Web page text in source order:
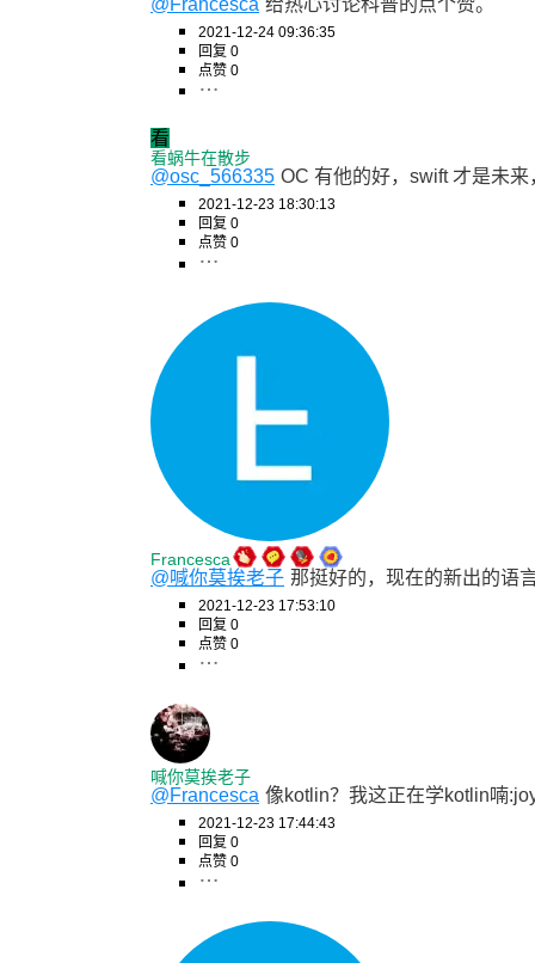
2021-12-24 09:36:35
回复 0
点赞 0
看
看蜗牛在散步
@osc_566335 OC 有他的好，swift 才是未来
2021-12-23 18:30:13
回复 0
点赞 0
Francesca
@喊你莫挨老子 那挺好的，现在的新出的语
2021-12-23 17:53:10
回复 0
点赞 0
喊你莫挨老子
@Francesca 像kotlin？我这正在学kotlin喃
2021-12-23 17:44:43
回复 0
点赞 0